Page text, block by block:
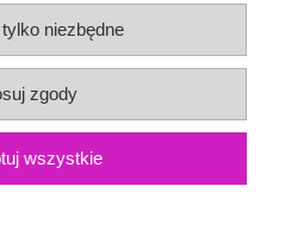
niezbędne
zgody
wszystkie